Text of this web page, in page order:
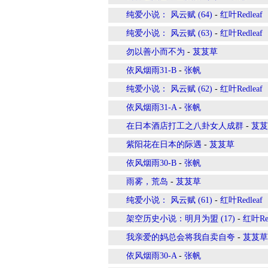
纯爱小说： 风云赋 (64) - 红叶Redleaf
纯爱小说： 风云赋 (63) - 红叶Redleaf
勿以善小而不为 - 芨芨草
依风烟雨31-B - 张帆
纯爱小说： 风云赋 (62) - 红叶Redleaf
依风烟雨31-A- 张帆
在日本酒店打工之八卦女人成群 - 芨
紫阳花在日本的际遇 - 芨芨草
依风烟雨30-B - 张帆
雨雾，荒岛 - 芨芨草
纯爱小说： 风云赋 (61) - 红叶Redleaf
架空历史小说：明月为盟 (17) - 红叶
我亲爱的妈总会将我自卖自夸 - 芨芨草
依风烟雨30-A- 张帆